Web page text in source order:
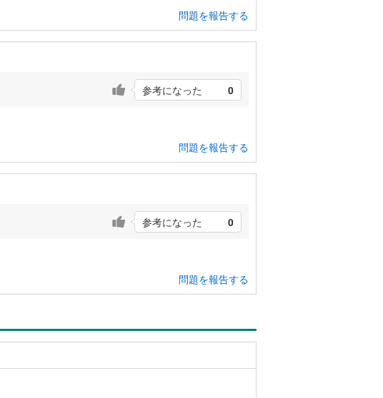
問題を報告する
参考になった 0
問題を報告する
参考になった 0
問題を報告する